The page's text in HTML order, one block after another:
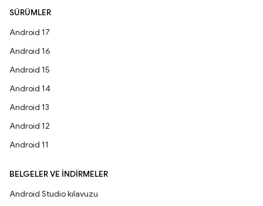
SÜRÜMLER
Android 17
Android 16
Android 15
Android 14
Android 13
Android 12
Android 11
BELGELER VE İNDIRMELER
Android Studio kılavuzu